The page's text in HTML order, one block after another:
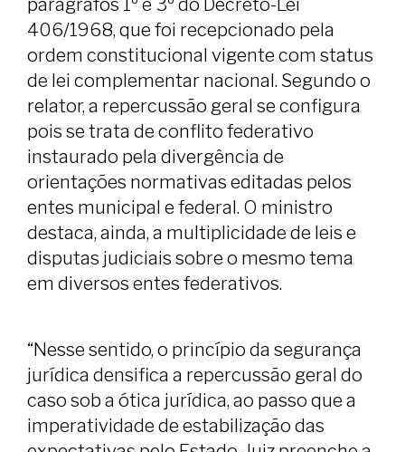
parágrafos 1º e 3º do Decreto-Lei
406/1968, que foi recepcionado pela
ordem constitucional vigente com status
de lei complementar nacional. Segundo o
relator, a repercussão geral se configura
pois se trata de conflito federativo
instaurado pela divergência de
orientações normativas editadas pelos
entes municipal e federal. O ministro
destaca, ainda, a multiplicidade de leis e
disputas judiciais sobre o mesmo tema
em diversos entes federativos.
“Nesse sentido, o princípio da segurança
jurídica densifica a repercussão geral do
caso sob a ótica jurídica, ao passo que a
imperatividade de estabilização das